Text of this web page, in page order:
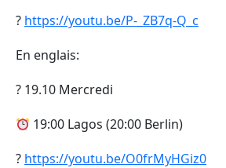
? https://youtu.be/P-_ZB7q-Q_c
En englais:
? 19.10 Mercredi
19:00 Lagos (20:00 Berlin)
? https://youtu.be/O0frMyHGiz0